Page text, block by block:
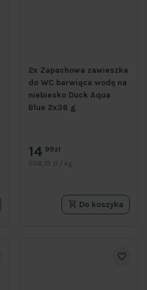
2x Zapachowa zawieszka
do WC barwiąca wodę na
niebiesko Duck Aqua
Blue 2x36 g
14 99zł
208,19 zł / kg
Do koszyka